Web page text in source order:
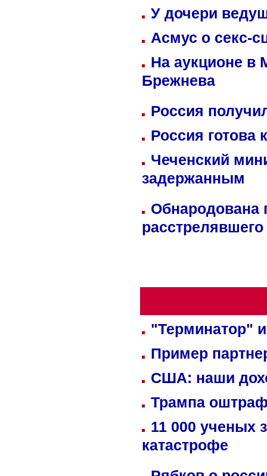
У дочери
Асмус о секс-
На аукционе в
Брежнева
Россия
Россия готова
Чеченский
задержанным
Обнародована
"Терминатор"
Пример
США: наши
Трампа
11 000 ученых
катастрофе